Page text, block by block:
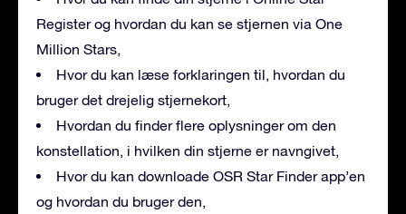
Register og hvordan du kan se stjernen via One
Million Stars,
Hvor du kan læse forklaringen til, hvordan du
bruger det drejelig stjernekort,
Hvordan du finder flere oplysninger om den
konstellation, i hvilken din stjerne er navngivet,
Hvor du kan downloade OSR Star Finder app’en
og hvordan du bruger den,